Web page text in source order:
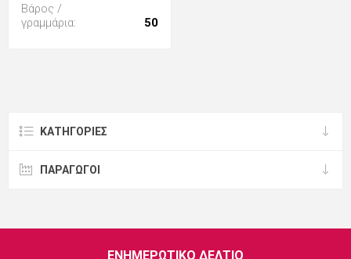
Βάρος /
γραμμάρια:
50
ΚΑΤΗΓΟΡΊΕΣ
ΠΑΡΑΓΩΓΟΙ
ΕΝΗΜΕΡΩΤΙΚΌ ΔΕΛΤΊΟ